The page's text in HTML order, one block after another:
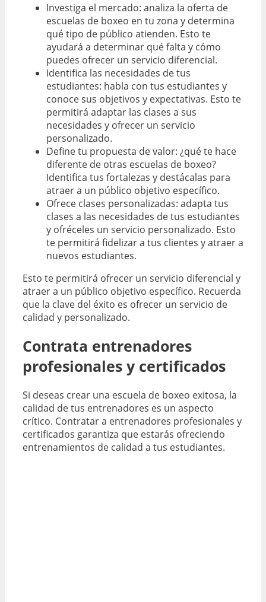
Investiga el mercado: analiza la oferta de
escuelas de boxeo en tu zona y determina
qué tipo de público atienden. Esto te
ayudará a determinar qué falta y cómo
puedes ofrecer un servicio diferencial.
Identifica las necesidades de tus
estudiantes: habla con tus estudiantes y
conoce sus objetivos y expectativas. Esto te
permitirá adaptar las clases a sus
necesidades y ofrecer un servicio
personalizado.
Define tu propuesta de valor: ¿qué te hace
diferente de otras escuelas de boxeo?
Identifica tus fortalezas y destácalas para
atraer a un público objetivo específico.
Ofrece clases personalizadas: adapta tus
clases a las necesidades de tus estudiantes
y ofréceles un servicio personalizado. Esto
te permitirá fidelizar a tus clientes y atraer a
nuevos estudiantes.
Esto te permitirá ofrecer un servicio diferencial y
atraer a un público objetivo específico. Recuerda
que la clave del éxito es ofrecer un servicio de
calidad y personalizado.
Contrata entrenadores
profesionales y certificados
Si deseas crear una escuela de boxeo exitosa, la
calidad de tus entrenadores es un aspecto
crítico. Contratar a entrenadores profesionales y
certificados garantiza que estarás ofreciendo
entrenamientos de calidad a tus estudiantes.